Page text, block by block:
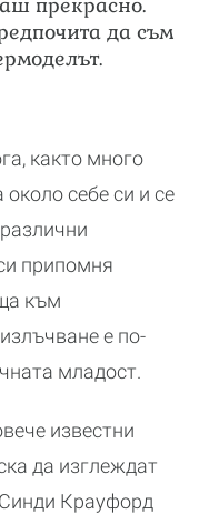
да съм
както много
себе си и се
припомня
към
е по-
младост.
известни
да изглеждат
Крауфорд